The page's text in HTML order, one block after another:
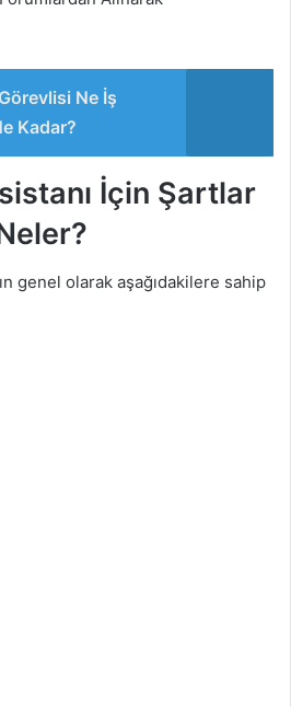
Ne İş
Kadar?
İçin Şartlar
genel olarak aşağıdakilere sahip